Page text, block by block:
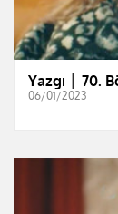
Yazgı │ 70.
06/01/2023